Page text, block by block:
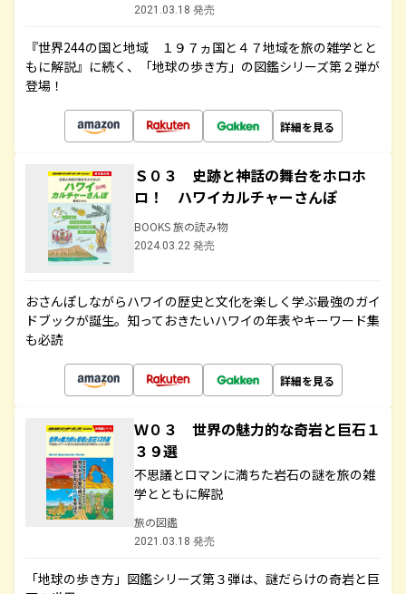
2021.03.18 発売
『世界244の国と地域 １９７ヵ国と４７地域を旅の雑学とと
もに解説』に続く、「地球の歩き方」の図鑑シリーズ第２弾が
登場！
詳細を見る
Ｓ０３ 史跡と神話の舞台をホロホ
ロ！ ハワイカルチャーさんぽ
BOOKS 旅の読み物
2024.03.22 発売
おさんぽしながらハワイの歴史と文化を楽しく学ぶ最強のガイ
ドブックが誕生。知っておきたいハワイの年表やキーワード集
も必読
詳細を見る
Ｗ０３ 世界の魅力的な奇岩と巨石１
３９選
不思議とロマンに満ちた岩石の謎を旅の雑
学とともに解説
旅の図鑑
2021.03.18 発売
「地球の歩き方」図鑑シリーズ第３弾は、謎だらけの奇岩と巨